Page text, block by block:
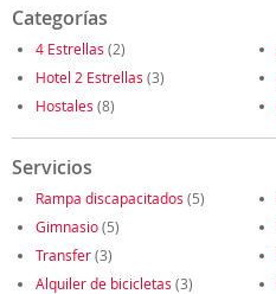
Categorías
4 Estrellas (2)
Hotel 2 Estrellas (3)
Hostales (8)
Servicios
Rampa discapacitados (5)
Gimnasio(5)
Transfer(3)
Alquiler de bicicletas (3)